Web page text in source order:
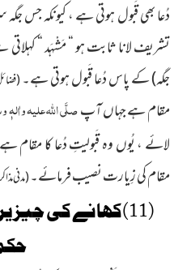
دُعا بھی قَبول ہوتی ہے ، کیونکہ جس جگہ
تشریف لانا ثابت ہو “ مَشْہَد “
جگہ)کے پاس دُعا قَبول ہوتی ہے۔(فضائلِ
مقام ہے جہاں آپصلَّی اللہ علیہ واٰلہٖ
لائے ، یُوں وہ قَبولیتِ دُعا کا مقام
مقام کی زِیارت نصیب فرمائے۔(مدنی مذاکرہ ، 4 ربیع
(11)کھانے کی